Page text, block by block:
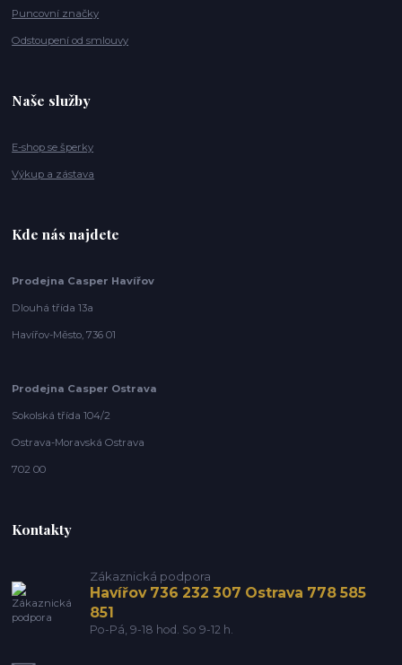
Puncovní značky
Odstoupení od smlouvy
Naše služby
E-shop se šperky
Výkup a zástava
Kde nás najdete
Prodejna Casper Havířov
Dlouhá třída 13a
Havířov-Město, 736 01
Prodejna Casper Ostrava
Sokolská třída 104/2
Ostrava-Moravská Ostrava
702 00
Kontakty
Zákaznická podpora
Havířov 736 232 307 Ostrava 778 585
851
Po-Pá, 9-18 hod. So 9-12 h.